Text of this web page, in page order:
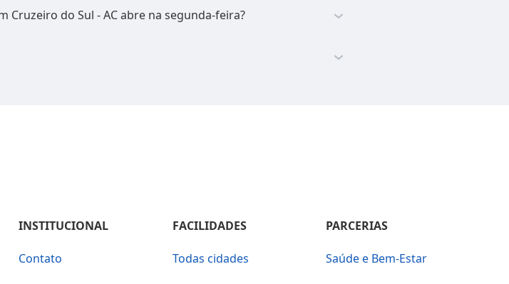
Cruzeiro do Sul - AC abre na segunda-feira?
INSTITUCIONAL
Contato
FACILIDADES
Todas cidades
PARCERIAS
Saúde e Bem-Estar